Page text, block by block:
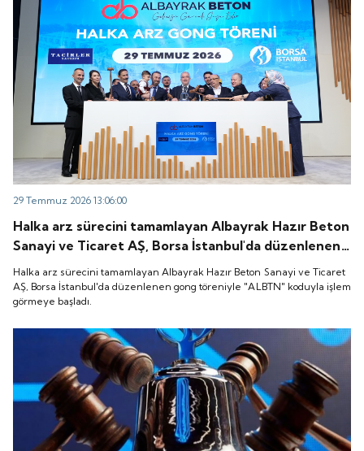
29 Temmuz 2026 13:06:00
Halka arz sürecini tamamlayan Albayrak Hazır Beton
Sanayi ve Ticaret AŞ, Borsa İstanbul'da düzenlenen
gong töreniyle "ALBTN" koduyla işlem görmeye
başladı.
Halka arz sürecini tamamlayan Albayrak Hazır Beton Sanayi ve Ticaret
AŞ, Borsa İstanbul'da düzenlenen gong töreniyle "ALBTN" koduyla işlem
görmeye başladı.